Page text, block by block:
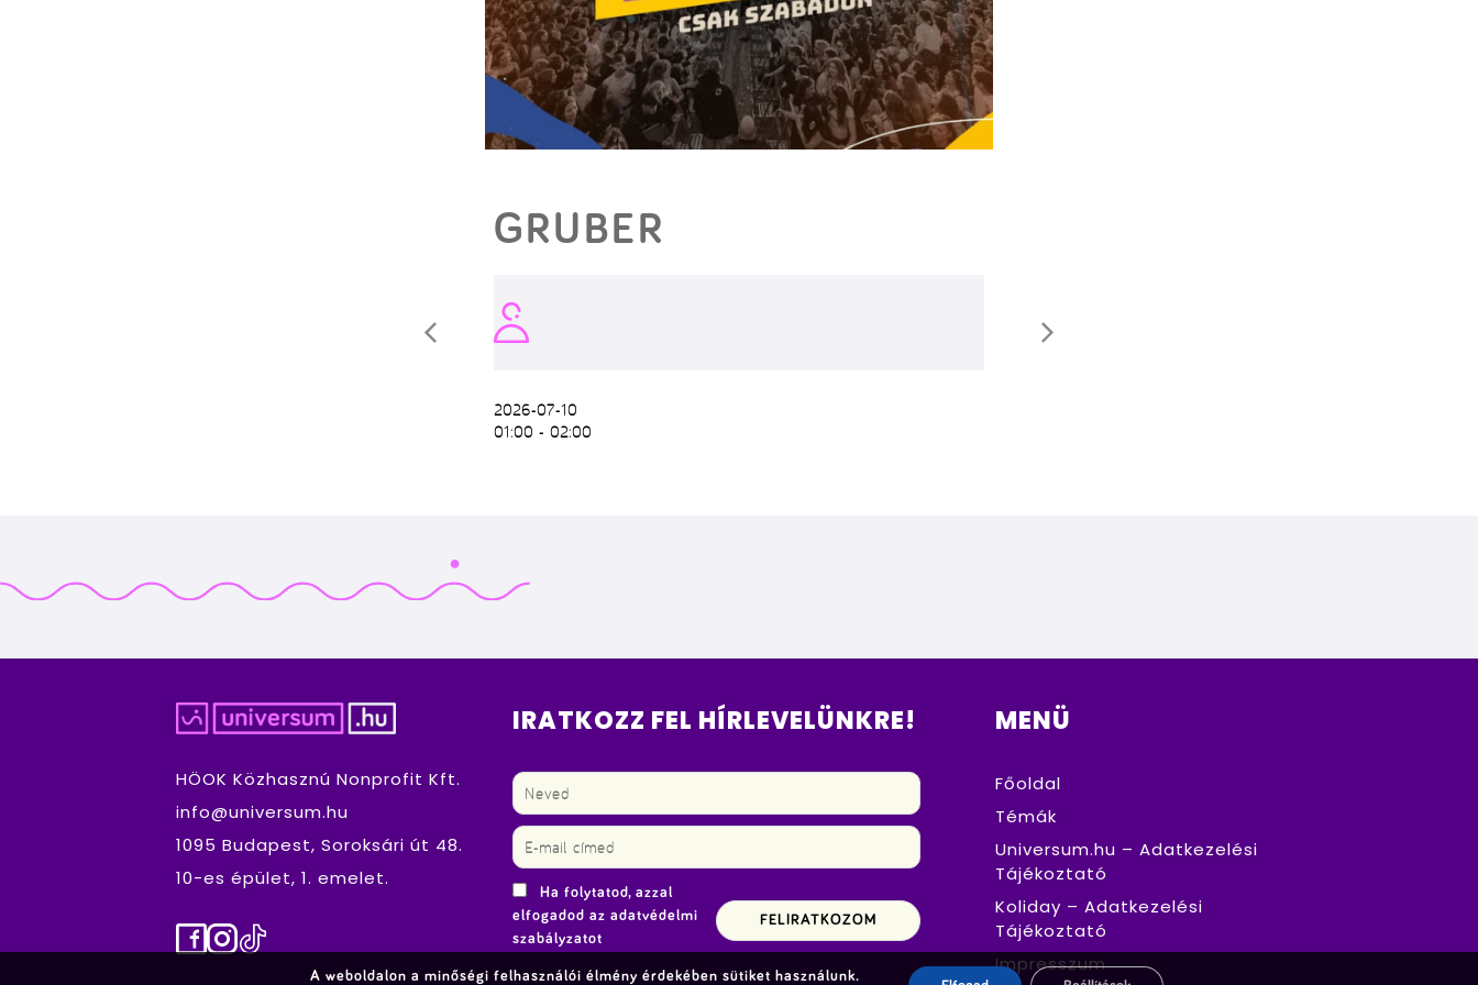
GRUBER
2026-07-10
01:00 - 02:00
HÖOK Közhasznú Nonprofit Kft.
info@universum.hu
1095 Budapest, Soroksári út 48.
10-es épület, 1. emelet.
Facebook
Instagram
TikTok
IRATKOZZ FEL HÍRLEVELÜNKRE!
Ha folytatod, azzal
elfogadod az adatvédelmi
szabályzatot
MENÜ
Főoldal
Témák
Universum.hu – Adatkezelési
Tájékoztató
Koliday – Adatkezelési
Tájékoztató
Impresszum
A weboldalon a minőségi felhasználói élmény érdekében sütiket használunk.